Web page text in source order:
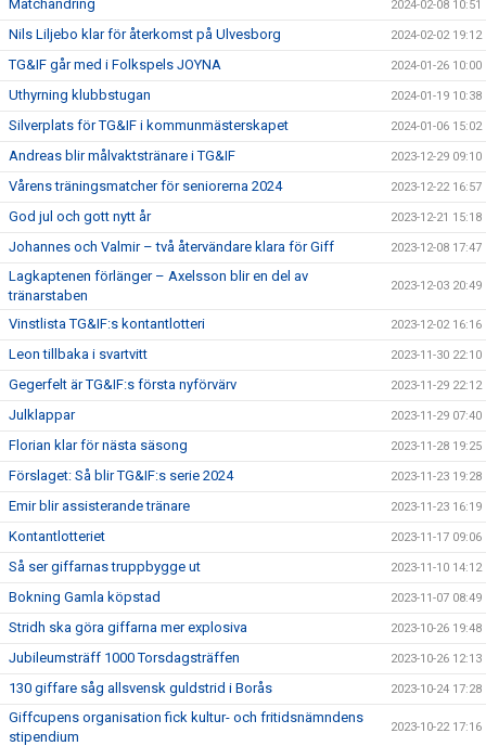
Matchändring 2024-02-08 10:51
Nils Liljebo klar för återkomst på Ulvesborg 2024-02-02 19:12
TG&IF går med i Folkspels JOYNA 2024-01-26 10:00
Uthyrning klubbstugan 2024-01-19 10:38
Silverplats för TG&IF i kommunmästerskapet 2024-01-06 15:02
Andreas blir målvaktstränare i TG&IF 2023-12-29 09:10
Vårens träningsmatcher för seniorerna 2024 2023-12-22 16:57
God jul och gott nytt år 2023-12-21 15:18
Johannes och Valmir – två återvändare klara för Giff 2023-12-08 17:47
Lagkaptenen förlänger – Axelsson blir en del av
tränarstaben
2023-12-03 20:49
Vinstlista TG&IF:s kontantlotteri 2023-12-02 16:16
Leon tillbaka i svartvitt 2023-11-30 22:10
Gegerfelt är TG&IF:s första nyförvärv 2023-11-29 22:12
Julklappar 2023-11-29 07:40
Florian klar för nästa säsong 2023-11-28 19:25
Förslaget: Så blir TG&IF:s serie 2024 2023-11-23 19:28
Emir blir assisterande tränare 2023-11-23 16:19
Kontantlotteriet 2023-11-17 09:06
Så ser giffarnas truppbygge ut 2023-11-10 14:12
Bokning Gamla köpstad 2023-11-07 08:49
Stridh ska göra giffarna mer explosiva 2023-10-26 19:48
Jubileumsträff 1000 Torsdagsträffen 2023-10-26 12:13
130 giffare såg allsvensk guldstrid i Borås 2023-10-24 17:28
Giffcupens organisation fick kultur- och fritidsnämndens
stipendium
2023-10-22 17:16